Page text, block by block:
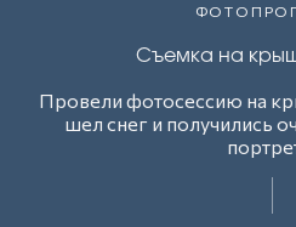
Съемка на
Провели фотосессию на
шел снег и получились